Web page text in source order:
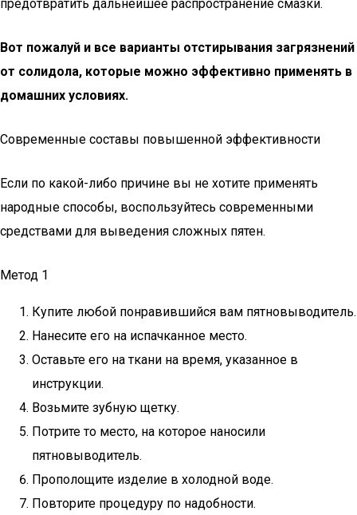
предотвратить дальнейшее распространение смазки.
Вот пожалуй и все варианты отстирывания загрязнений
от солидола, которые можно эффективно применять в
домашних условиях.
Современные составы повышенной эффективности
Если по какой-либо причине вы не хотите применять
народные способы, воспользуйтесь современными
средствами для выведения сложных пятен.
Метод 1
Купите любой понравившийся вам пятновыводитель.
Нанесите его на испачканное место.
Оставьте его на ткани на время, указанное в
инструкции.
Возьмите зубную щетку.
Потрите то место, на которое наносили
пятновыводитель.
Прополощите изделие в холодной воде.
Повторите процедуру по надобности.